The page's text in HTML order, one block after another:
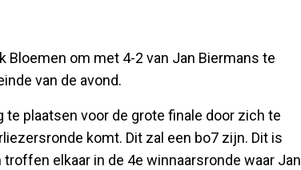
Bloemen om met 4-2 van Jan Biermans te
van de avond.
plaatsen voor de grote finale door zich te
komt. Dit zal een bo7 zijn. Dit is
elkaar in de 4e winnaarsronde waar Jan